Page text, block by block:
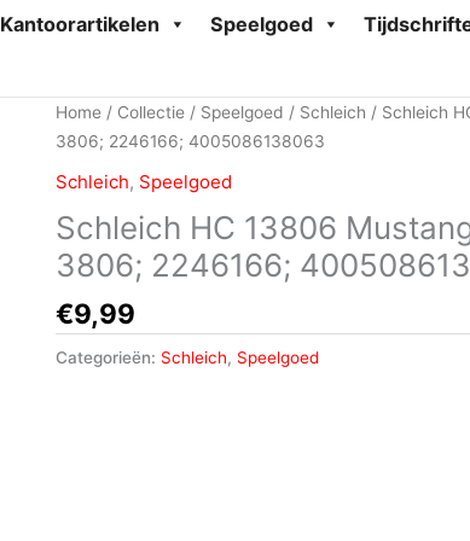
Kantoorartikelen Speelgoed
Home / Collectie / Speelgoed / Schleich / Schleich
3806; 2246166; 4005086138063
Schleich, Speelgoed
Schleich HC 13806
3806; 2246166;
€9,99
Categorieën: Schleich, Speelgoed